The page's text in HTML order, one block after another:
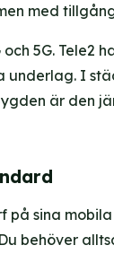
med
5G. Tele2
underlag. I
är den
på sina
behöver